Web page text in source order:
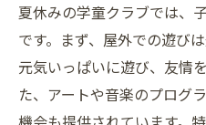
夏休みの学童クラブでは、
です。まず、屋外での遊び
元気いっぱいに遊び、友情
た、アートや音楽のプログ